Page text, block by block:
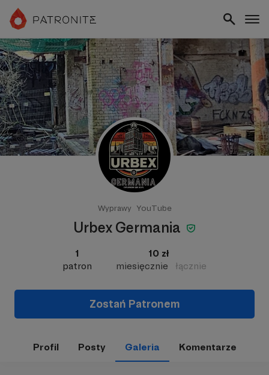
Wyprawy YouTube
Urbex Germania
1
patron
10 zł
miesięcznie
łącznie
Zostań Patronem
Profil Posty Galeria Komentarze